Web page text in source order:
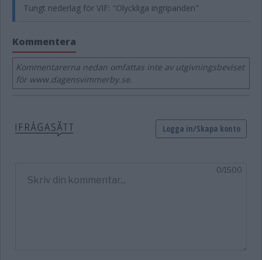
Tungt nederlag för VIF: "Olyckliga ingripanden"
Kommentera
Kommentarerna nedan omfattas inte av utgivningsbeviset
för www.dagensvimmerby.se.